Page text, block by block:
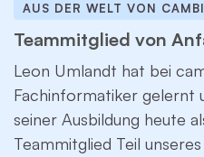
AUS DER WELT VON
Teammitglied von
Leon Umlandt hat bei
Fachinformatiker gelernt
seiner Ausbildung heute
Teammitglied Teil